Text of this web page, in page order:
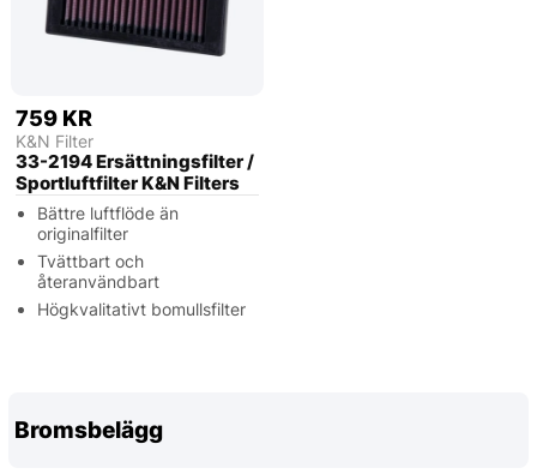
759 KR
K&N Filter
33-2194 Ersättningsfilter /
Sportluftfilter K&N Filters
Bättre luftflöde än
originalfilter
Tvättbart och
återanvändbart
Högkvalitativt bomullsfilter
Bromsbelägg